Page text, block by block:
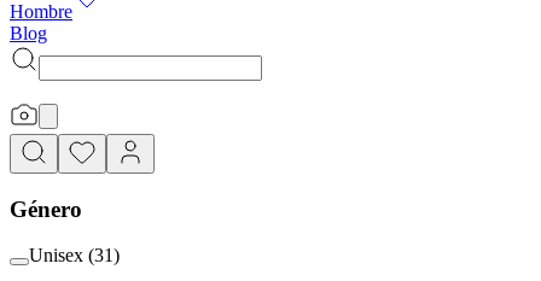
Hombre
Blog
Género
Unisex (31)